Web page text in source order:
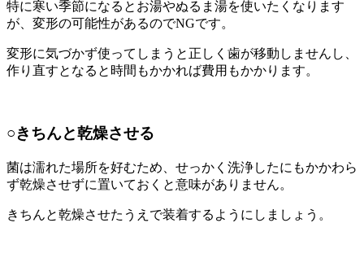
特に寒い季節になるとお湯やぬるま湯を使いたくなります
が、変形の可能性があるのでNGです。
変形に気づかず使ってしまうと正しく歯が移動しませんし、
作り直すとなると時間もかかれば費用もかかります。
○きちんと乾燥させる
菌は濡れた場所を好むため、せっかく洗浄したにもかかわら
ず乾燥させずに置いておくと意味がありません。
きちんと乾燥させたうえで装着するようにしましょう。